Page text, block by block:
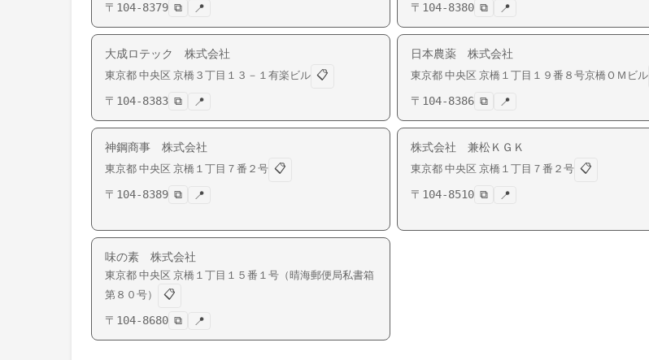
〒 104-8379 ⧉ 📍
〒 104-8380 ⧉ 📍
大成ロテック 株式会社
東京都 中央区 京橋 ３丁目１３－１有楽ビル 📋
〒 104-8383 ⧉ 📍
日本農薬 株式会社
東京都 中央区 京橋 １丁目１９番８号京橋ＯＭビル
〒 104-8386 ⧉ 📍
神鋼商事 株式会社
東京都 中央区 京橋 １丁目７番２号 📋
〒 104-8389 ⧉ 📍
株式会社 兼松ＫＧＫ
東京都 中央区 京橋 １丁目７番２号 📋
〒 104-8510 ⧉ 📍
味の素 株式会社
東京都 中央区 京橋 １丁目１５番１号（晴海郵便局私書箱
第８０号）
📋
〒 104-8680 ⧉ 📍